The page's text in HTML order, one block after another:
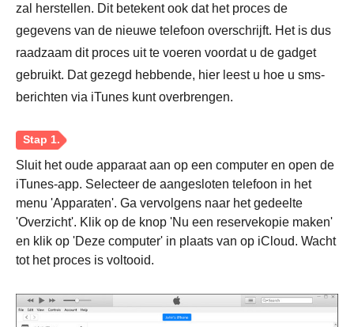
Stap 2.
zal herstellen. Dit betekent ook dat het proces de
gegevens van de nieuwe telefoon overschrijft. Het is dus
raadzaam dit proces uit te voeren voordat u de gadget
gebruikt. Dat gezegd hebbende, hier leest u hoe u sms-
berichten via iTunes kunt overbrengen.
Sluit het oude apparaat aan op een computer en open de
iTunes-app. Selecteer de aangesloten telefoon in het
menu 'Apparaten'. Ga vervolgens naar het gedeelte
'Overzicht'. Klik op de knop 'Nu een reservekopie maken'
en klik op 'Deze computer' in plaats van op iCloud. Wacht
tot het proces is voltooid.